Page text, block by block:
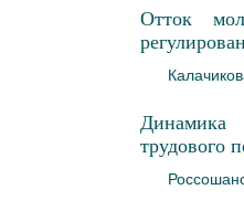
Отток
Динамика
трудового